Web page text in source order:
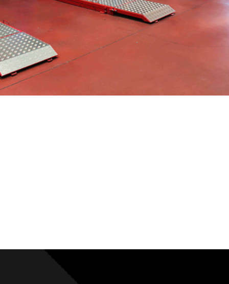
CLICKS A TU MEDIDA